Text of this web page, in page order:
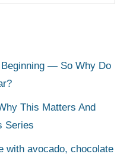
— So Why Do
This Matters And
Series
with avocado, chocolate